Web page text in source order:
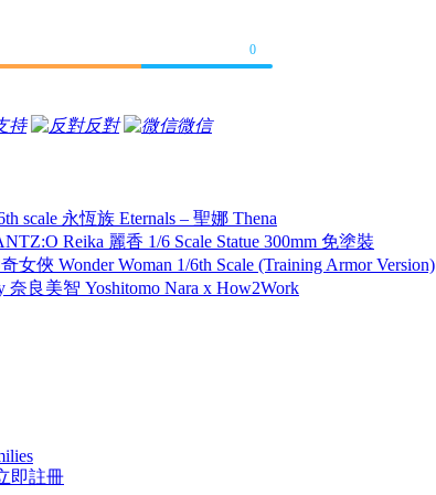
0
持 反對 微信
scale 永恆族 Eternals – 聖娜 Thena
Reika 麗香 1/6 Scale Statue 300mm 免塗裝
女俠 Wonder Woman 1/6th Scale (Training Armor Version)
奈良美智 Yoshitomo Nara x How2Work
即註冊